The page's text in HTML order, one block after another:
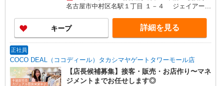
寺MIO店／阪神梅田本店／京都ポルタ店／阪急西
店／ミナモア広島店／博多阪急店／天神ソラリア
プラザ店 ▽他、詳しくは備考をご参照ください。
考慮 ※固定残業時間は1ヶ月あたり20時間、超過
時は追加で残業手当支給 ※月3万円まで交通費支
給 ※試用期間（2〜3ヶ月）も同条件 【手当】固
定残業手当／資格手当／店舗職制手当／住宅手当
（実家外かつ賃貸の場合のみ別途支給）※入社時
異なります。詳細は面接時にお尋ねください。 ＼
入社２大特典キャンペーン実施中！／※詳細は備
考欄にて
名古屋市中村区名駅１丁目 １－４ ジェイアール
キープ 詳細を見る
正社員
COCO DEAL（ココディール）タカシマヤゲートタワーモール店
【店長候補募集】接客・販売・お店作り〜マネ
ジメントまでお任せします◎